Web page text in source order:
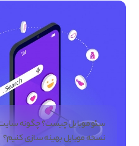
سئو موبایل چیست؟ چگونه سایت
نسخه موبایل بهینه سازی کنیم؟